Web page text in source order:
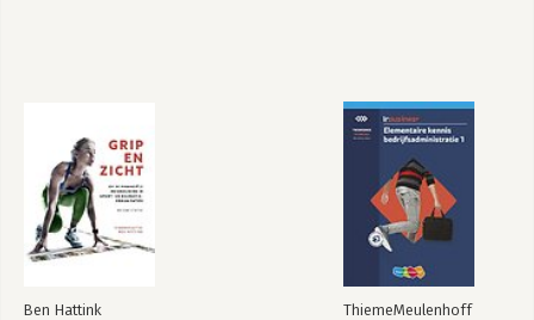
Ben Hattink ThiemeMeulenhoff